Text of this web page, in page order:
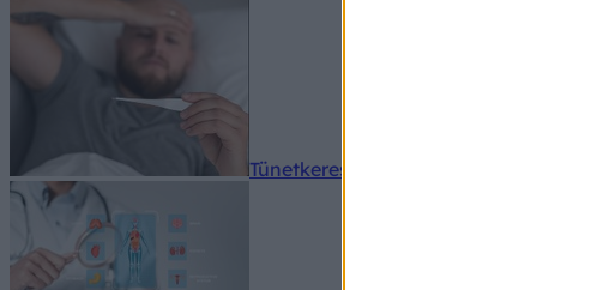
Tünetkereső